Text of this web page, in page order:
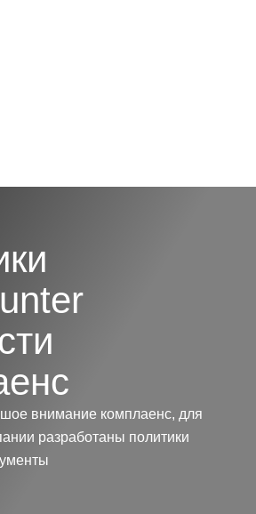
внимание комплаенс, для
разработаны политики